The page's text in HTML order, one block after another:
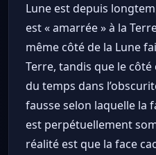
Lune est depuis
est « amarrée » à la
même côté de la Lune
Terre, tandis que le
du temps dans
fausse selon laquelle la
est perpétuellement
réalité est que la face